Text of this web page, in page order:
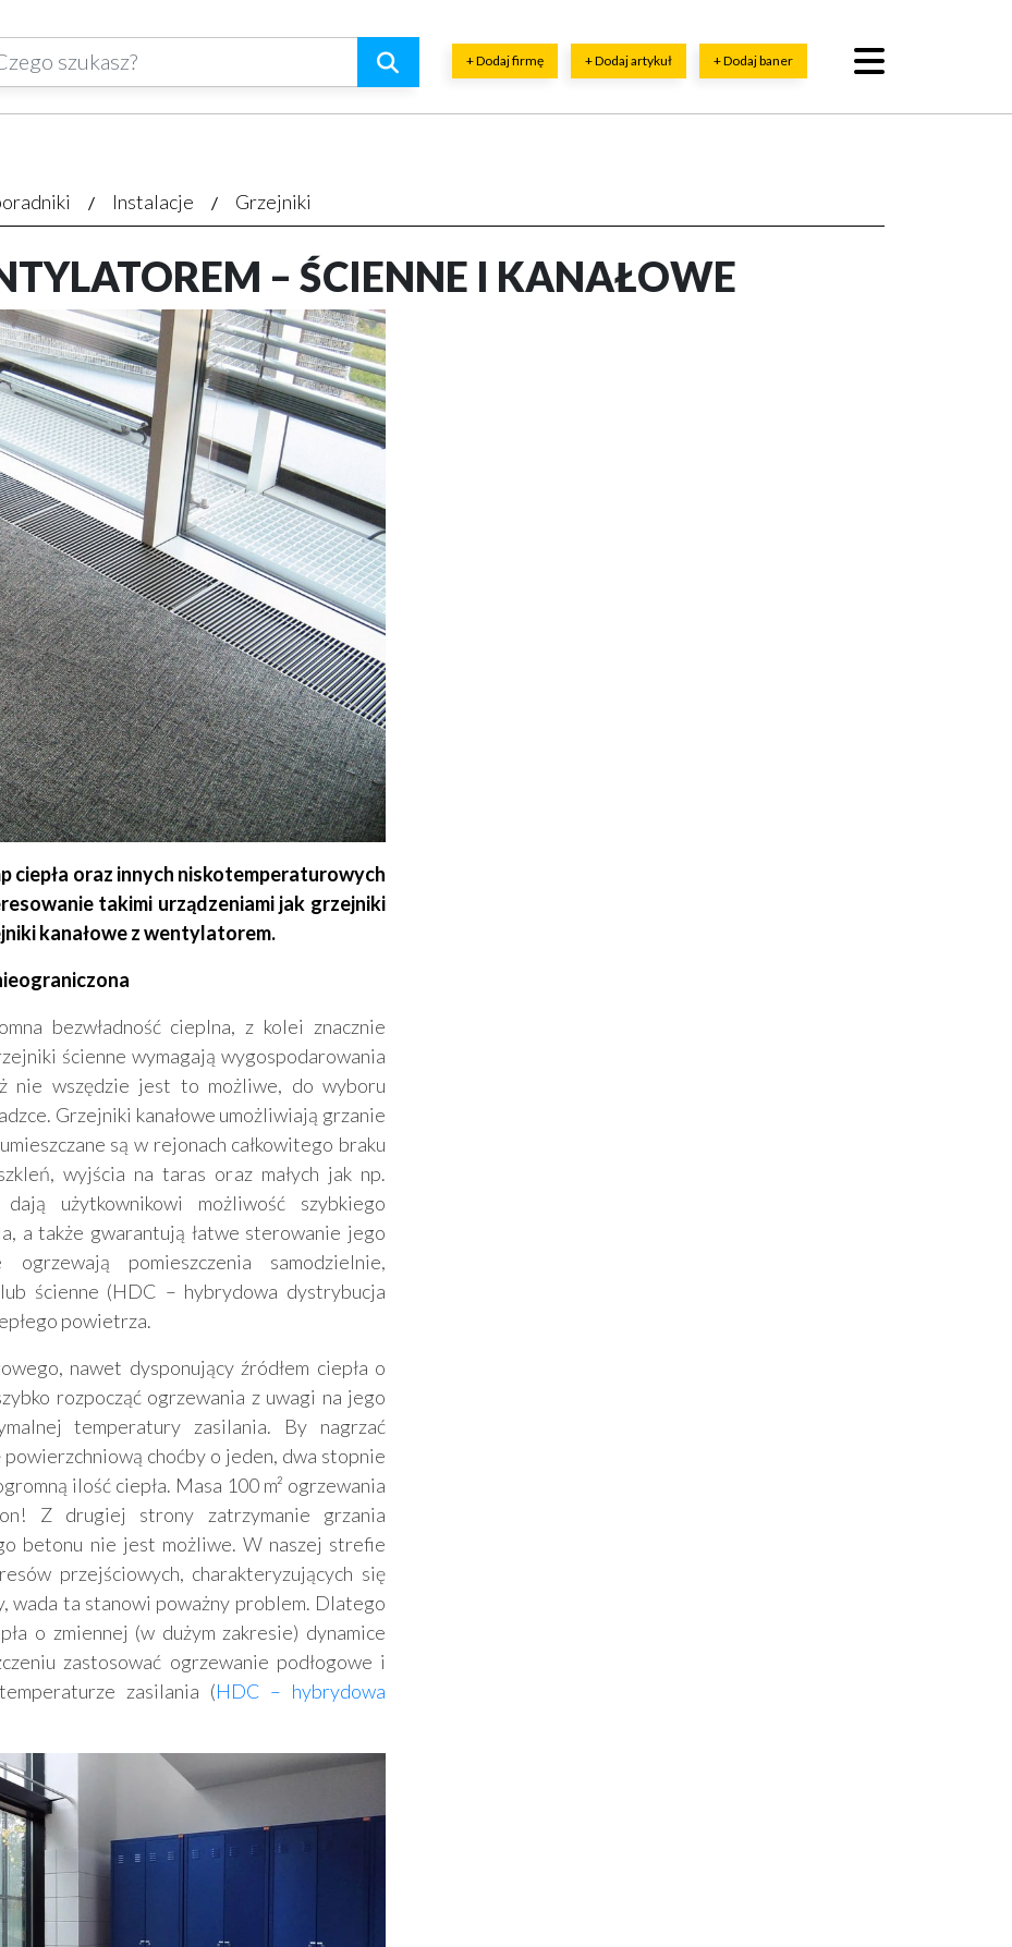
+ Dodaj firmę + Dodaj artykuł + Dodaj baner
Instalacje Grzejniki
– ŚCIENNE I KANAŁOWE
ciepła oraz innych niskotemperaturowych
takimi urządzeniami jak grzejniki
kanałowe z wentylatorem.
bezwładność cieplna, z kolei znacznie
ścienne wymagają wygospodarowania
nie wszędzie jest to możliwe, do wyboru
Grzejniki kanałowe umożliwiają grzanie
są w rejonach całkowitego braku
wyjścia na taras oraz małych jak np.
użytkownikowi możliwość szybkiego
a także gwarantują łatwe sterowanie jego
ogrzewają pomieszczenia samodzielnie,
ścienne (HDC – hybrydowa dystrybucja
powietrza.
nawet dysponujący źródłem ciepła o
rozpocząć ogrzewania z uwagi na jego
temperatury zasilania. By nagrzać
choćby o jeden, dwa stopnie
ilość ciepła. Masa 100 m² ogrzewania
Z drugiej strony zatrzymanie grzania
betonu nie jest możliwe. W naszej strefie
przejściowych, charakteryzujących się
wada ta stanowi poważny problem. Dlatego
o zmiennej (w dużym zakresie) dynamice
zastosować ogrzewanie podłogowe i
zasilania (HDC – hybrydowa